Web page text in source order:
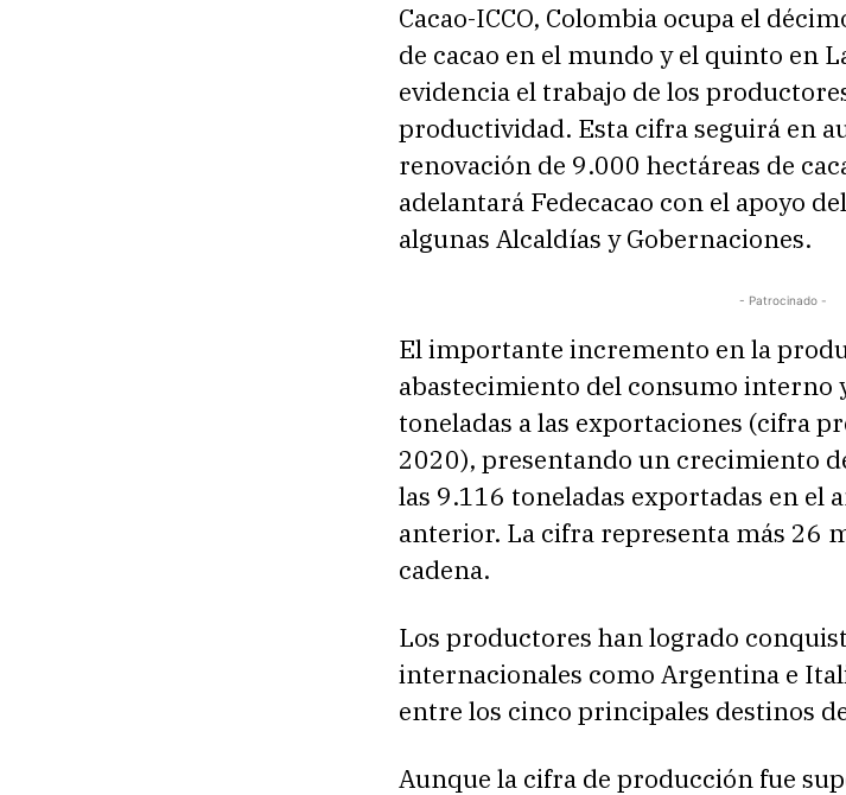
Cacao-ICCO, Colombia ocupa el
de cacao en el mundo y el quinto en
evidencia el trabajo de los
productividad. Esta cifra seguirá en
renovación de 9.000 hectáreas de
adelantará Fedecacao con el apoyo
algunas Alcaldías y Gobernaciones.
- Patrocinado -
El importante incremento en la
abastecimiento del consumo interno
toneladas a las exportaciones (cifra
2020), presentando un crecimiento
las 9.116 toneladas exportadas en el
anterior. La cifra representa más 26
cadena.
Los productores han logrado
internacionales como Argentina e
entre los cinco principales destinos
Aunque la cifra de producción fue